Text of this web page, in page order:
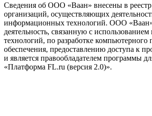
Сведения об ООО «Ваан» внесены в
организаций, осуществляющих
информационных технологий. ООО «Ваан»
деятельность, связанную с
технологий, по разработке компьютерного
обеспечения, предоставлению доступа к
и является правообладателем программы
«Платформа FL.ru (версия 2.0)».